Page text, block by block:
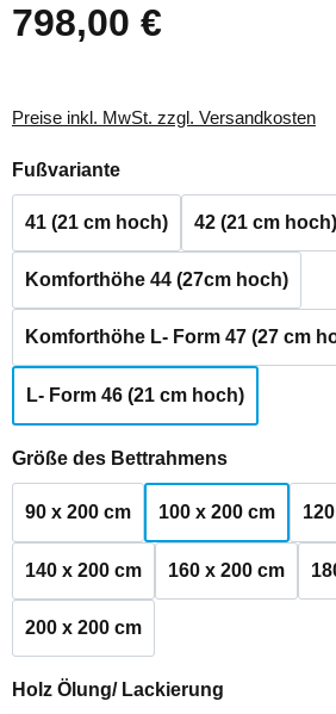
Regulärer Preis:
798,00 €
Preise inkl. MwSt. zzgl. Versandkosten
Fußvarianteauswählen
41 (21 cm hoch) 42 (21 cm hoch)
Komforthöhe 44 (27cm hoch)
Komforthöhe L- Form 47 (27 cm
L- Form 46 (21 cm hoch)
Größe des Bettrahmensauswählen
90 x 200 cm 100 x 200 cm
140 x 200 cm 160 x 200 cm
200 x 200 cm
Holz Ölung/ Lackierung